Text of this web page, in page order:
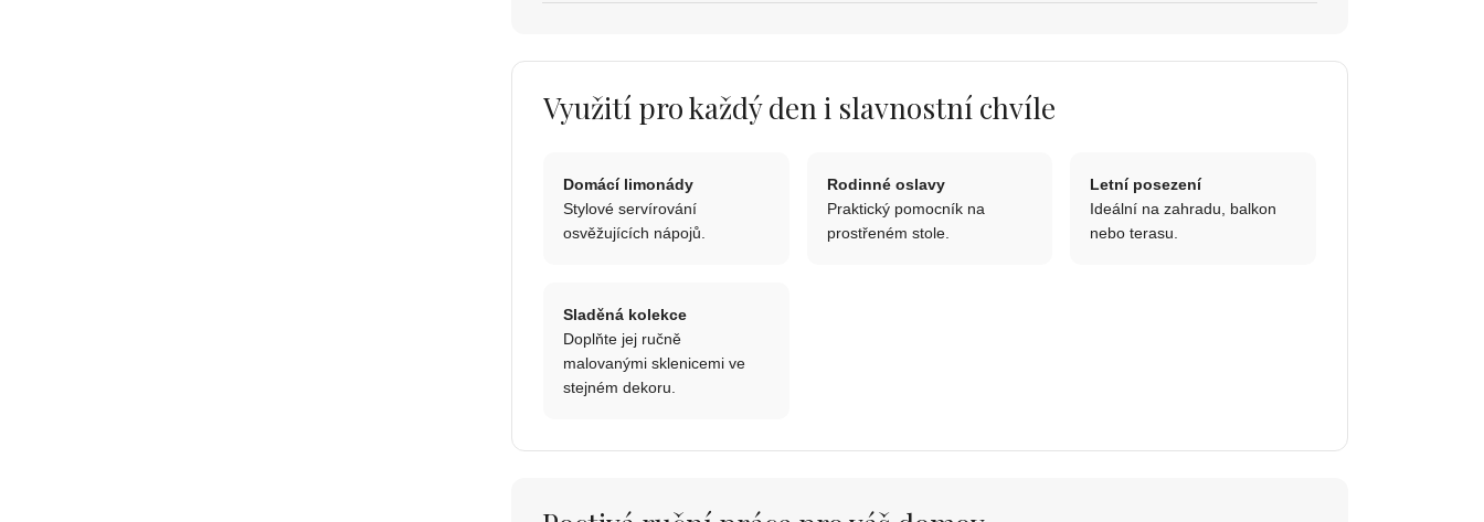
Využití pro každý den i slavnostní chvíle
Domácí limonády
Stylové servírování
osvěžujících nápojů.
Rodinné oslavy
Praktický pomocník na
prostřeném stole.
Letní posezení
Ideální na zahradu, balkon
nebo terasu.
Sladěná kolekce
Doplňte jej ručně
malovanými sklenicemi ve
stejném dekoru.